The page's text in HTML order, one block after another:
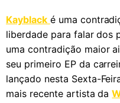
Kayblack é uma
liberdade para falar dos
uma contradição maior
seu primeiro EP da
lançado nesta Sexta-
mais recente artista da